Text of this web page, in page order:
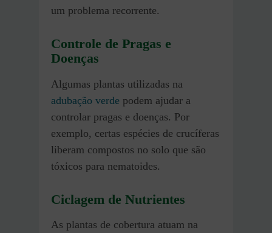
um problema recorrente.
Controle de Pragas e
Doenças
Algumas plantas utilizadas na
adubação verde podem ajudar a
controlar pragas e doenças. Por
exemplo, certas espécies de crucíferas
liberam compostos no solo que são
tóxicos para nematoides.
Ciclagem de Nutrientes
As plantas de cobertura atuam na